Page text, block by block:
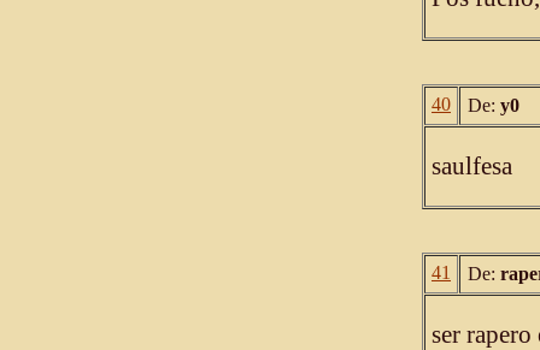
40 De: y0
saulfesa
41 De:
ser